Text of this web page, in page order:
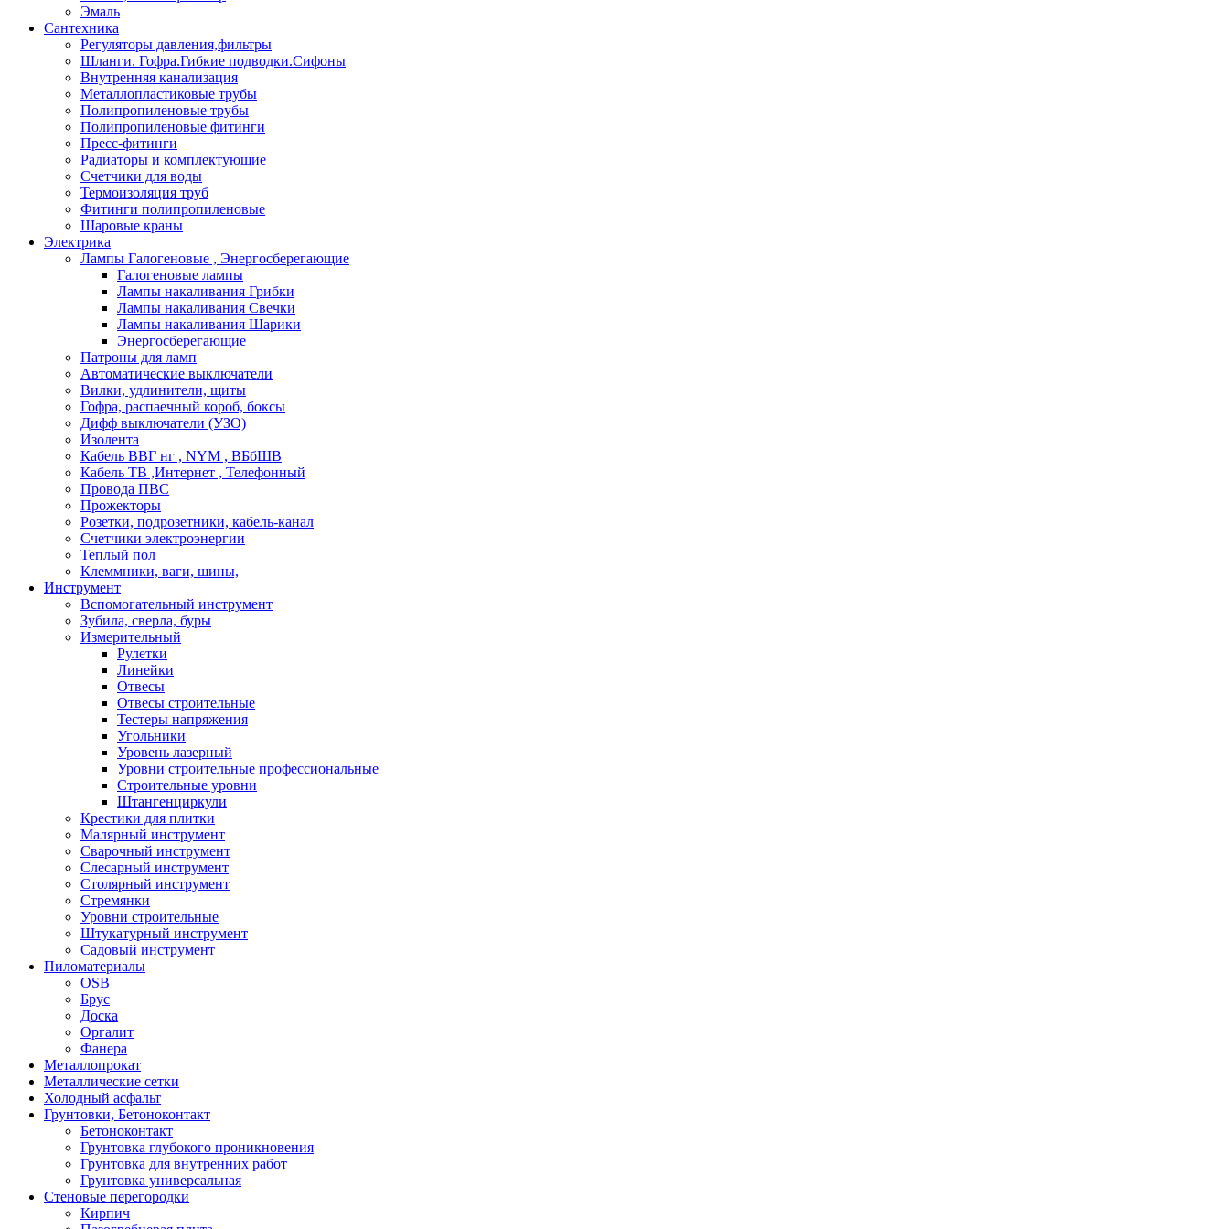
Эмаль
Сантехника
Регуляторы давления,фильтры
Шланги. Гофра.Гибкие подводки.Сифоны
Внутренняя канализация
Металлопластиковые трубы
Полипропиленовые трубы
Полипропиленовые фитинги
Пресс-фитинги
Радиаторы и комплектующие
Счетчики для воды
Термоизоляция труб
Фитинги полипропиленовые
Шаровые краны
Электрика
Лампы Галогеновые , Энергосберегающие
Галогеновые лампы
Лампы накаливания Грибки
Лампы накаливания Свечки
Лампы накаливания Шарики
Энергосберегающие
Патроны для ламп
Автоматические выключатели
Вилки, удлинители, щиты
Гофра, распаечный короб, боксы
Дифф выключатели (УЗО)
Изолента
Кабель ВВГ нг , NYM , ВБбШВ
Кабель ТВ ,Интернет , Телефонный
Провода ПВС
Прожекторы
Розетки, подрозетники, кабель-канал
Счетчики электроэнергии
Теплый пол
Клеммники, ваги, шины,
Инструмент
Вспомогательный инструмент
Зубила, сверла, буры
Измерительный
Рулетки
Линейки
Отвесы
Отвесы строительные
Тестеры напряжения
Угольники
Уровень лазерный
Уровни строительные профессиональные
Строительные уровни
Штангенциркули
Крестики для плитки
Малярный инструмент
Сварочный инструмент
Слесарный инструмент
Столярный инструмент
Стремянки
Уровни строительные
Штукатурный инструмент
Садовый инструмент
Пиломатериалы
OSB
Брус
Доска
Оргалит
Фанера
Металлопрокат
Металлические сетки
Холодный асфальт
Грунтовки, Бетоноконтакт
Бетоноконтакт
Грунтовка глубокого проникновения
Грунтовка для внутренних работ
Грунтовка универсальная
Стеновые перегородки
Кирпич